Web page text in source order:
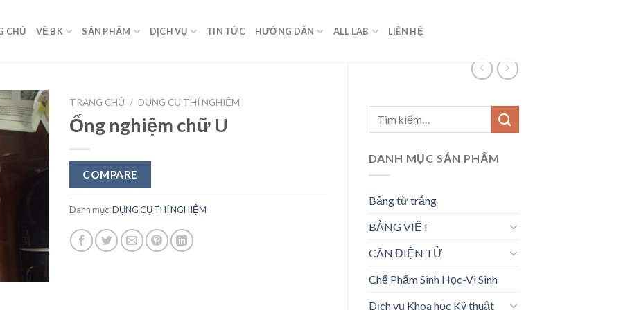
CHỦ VỀ BK SẢN PHẨM DỊCH VỤ TIN TỨC HƯỚNG DẪN ALL LAB LIÊN HỆ
Tìm
kiếm:
DANH MỤC SẢN PHẨM
Bảng từ trắng
BẢNG VIẾT
CÂN ĐIỆN TỬ
Chế Phẩm Sinh Học-Vi Sinh
Dịch vụ Khoa học Kỹ thuật
Add to
TRANG CHỦ / DỤNG CỤ THÍ NGHIỆM
Ống nghiệm chữ U
COMPARE
Danh mục:DỤNG CỤ THÍ NGHIỆM